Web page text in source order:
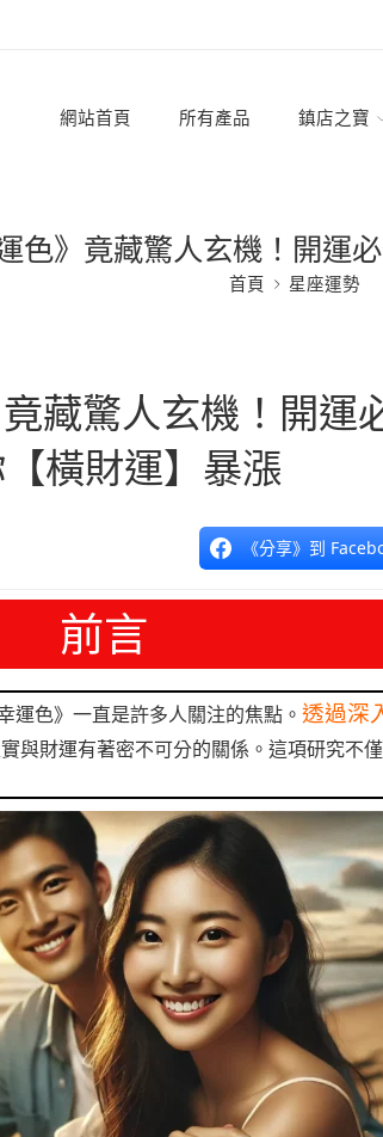
網站首頁 所有產品 鎮店之寶
色》竟藏驚人玄機！開運
首頁 星座運勢
藏驚人玄機！開運
橫財運】暴漲
《分享》到
前言
運色》一直是許多人關注的焦點。 透過深
與財運有著密不可分的關係。這項研究不